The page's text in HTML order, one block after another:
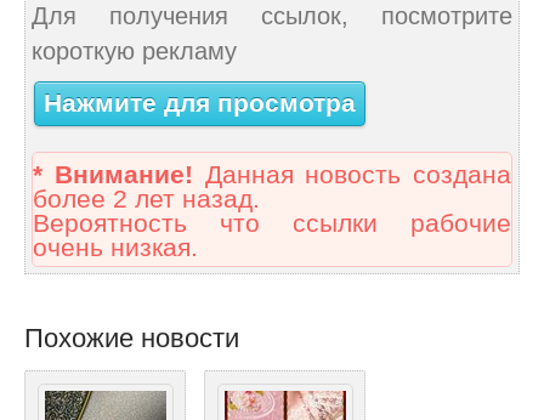
Для получения ссылок, посмотрите
короткую рекламу
Нажмите для просмотра
* Внимание! Данная новость создана
более 2 лет назад.
Вероятность что ссылки рабочие
очень низкая.
Похожие новости